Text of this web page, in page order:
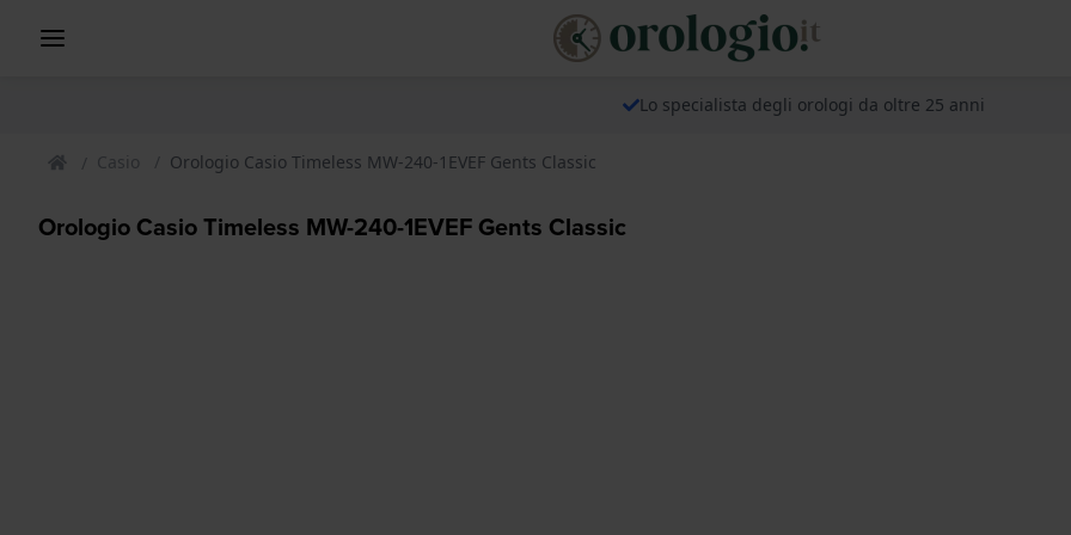
Lo specialista degli orologi da oltre 25 anni
Casio Orologio Casio Timeless MW-240-1EVEF Gents Classic
Orologio Casio Timeless MW-240-1EVEF Gents Classic